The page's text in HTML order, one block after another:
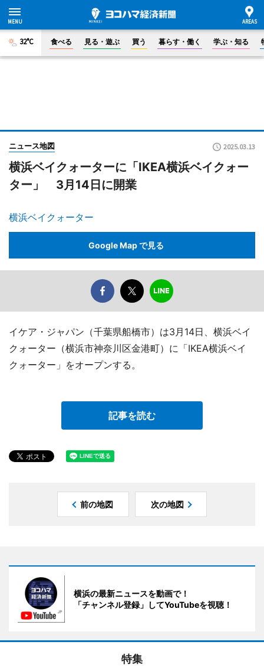
32°C 食べる 見る・遊ぶ 買う 暮らす・働く 学ぶ・知る
ニュース地図 2025.03.13
横浜ベイクォーターに「IKEA横浜ベイクォー
ター」 3月14日に開業
横浜ベイクォーター
Google Map で見る
イケア・ジャパン（千葉県船橋市）は3月14日、横浜ベイ
クォーター（横浜市神奈川区金港町）に「IKEA横浜ベイ
クォーター」をオープンする。
記事を読む
前の地図 次の地図
横浜の最新ニュースを動画で！
「チャンネル登録」してYouTubeを視聴！
特集